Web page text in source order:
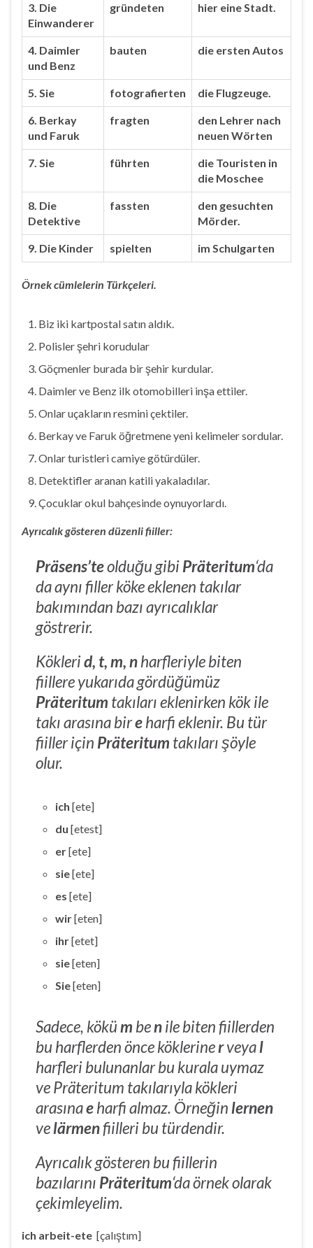
3. Die
Einwanderer
gründeten hier eine Stadt.
4. Daimler
und Benz
bauten die ersten Autos
5. Sie fotografierten die Flugzeuge.
6. Berkay
und Faruk
fragten
den Lehrer nach
neuen Wörten
7. Sie führten
die Touristen in
die Moschee
8. Die
Detektive
fassten
den gesuchten
Mörder.
9. Die Kinder spielten im Schulgarten
Örnek cümlelerin Türkçeleri.
Biz iki kartpostal satın aldık.
Polisler şehri korudular
Göçmenler burada bir şehir kurdular.
Daimler ve Benz ilk otomobilleri inşa ettiler.
Onlar uçakların resmini çektiler.
Berkay ve Faruk öğretmene yeni kelimeler sordular.
Onlar turistleri camiye götürdüler.
Detektifler aranan katili yakaladılar.
Çocuklar okul bahçesinde oynuyorlardı.
Ayrıcalık gösteren düzenli fiiller:
Präsens’teolduğu gibiPräteritum‘da
da aynı filler köke eklenen takılar
bakımından bazı ayrıcalıklar
göstrerir.
Köklerid, t, m, nharfleriyle biten
fiillere yukarıda gördüğümüz
Präteritum takıları eklenirken kök ile
takı arasına bireharfi eklenir. Bu tür
fiiller için Präteritum takıları şöyle
olur.
ich [ete]
du [etest]
er[ete]
sie[ete]
es [ete]
wir[eten]
ihr[etet]
sie[eten]
Sie[eten]
Sadece, köküm benile biten fiillerden
bu harflerden önce köklerinerveyal
harfleri bulunanlar bu kurala uymaz
ve Präteritum takılarıyla kökleri
arasınaeharfi almaz. Örneğin lernen
velärmenfiilleri bu türdendir.
Ayrıcalık gösteren bu fiillerin
bazılarını Präteritum‘da örnek olarak
çekimleyelim.
ich arbeit-ete [çalıştım]